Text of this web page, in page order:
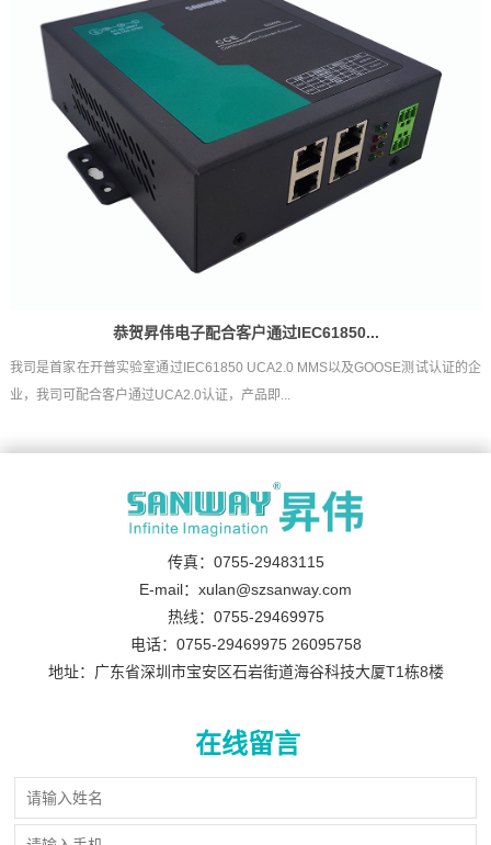
恭贺昇伟电子配合客户通过IEC61850...
我司是首家在开普实验室通过IEC61850 UCA2.0 MMS以及GOOSE测试认证的企
业，我司可配合客户通过UCA2.0认证，产品即...
传真：0755-29483115
E-mail：xulan@szsanway.com
热线：0755-29469975
电话：0755-29469975 26095758
地址：广东省深圳市宝安区石岩街道海谷科技大厦T1栋8楼
在线留言